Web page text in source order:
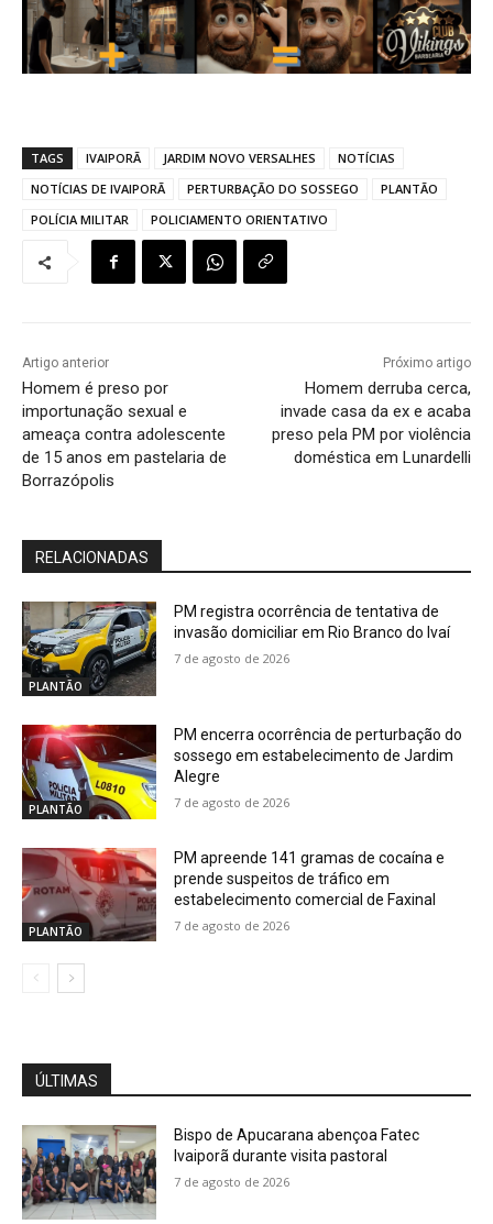
TAGS IVAIPORÃ JARDIM NOVO VERSALHES
NOTÍCIAS
NOTÍCIAS DE IVAIPORÃ
PERTURBAÇÃO DO SOSSEGO
PLANTÃO
POLÍCIA MILITAR
POLICIAMENTO ORIENTATIVO
Artigo anterior
Homem é preso por
importunação sexual e
ameaça contra adolescente
de 15 anos em pastelaria de
Borrazópolis
Próximo artigo
Homem derruba cerca,
invade casa da ex e acaba
preso pela PM por violência
doméstica em Lunardelli
RELACIONADAS
PLANTÃO
PM registra ocorrência de tentativa de
invasão domiciliar em Rio Branco do Ivaí
7 de agosto de 2026
PLANTÃO
PM encerra ocorrência de perturbação do
sossego em estabelecimento de Jardim
Alegre
7 de agosto de 2026
PLANTÃO
PM apreende 141 gramas de cocaína e
prende suspeitos de tráfico em
estabelecimento comercial de Faxinal
7 de agosto de 2026
ÚLTIMAS
Bispo de Apucarana abençoa Fatec
Ivaiporã durante visita pastoral
7 de agosto de 2026